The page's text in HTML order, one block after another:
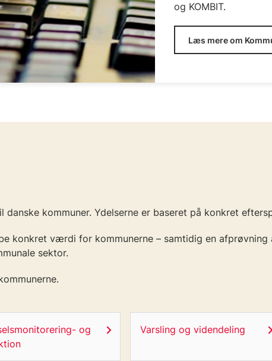
og KOMBIT.
Læs mere om
kommuner. Ydelserne er baseret på konkret
konkret værdi for kommunerne – samtidig en
sektor.
og
Varsling og videndeling